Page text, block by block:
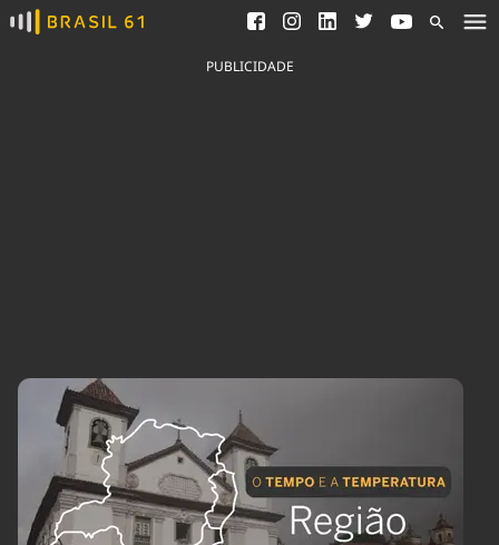
Ver todas as notícias
Saneamento
Indicadores
Agronegócios
Brasil Mineral
Ciência &
Tecnologia
Cinema
Comportamento
Cultura
Economia
Educação
Infraestrutura
Internacional
Política
Saúde
Tempo
PUBLICIDADE